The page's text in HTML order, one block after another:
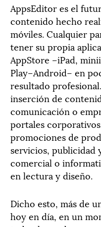
AppsEditor es el
contenido hecho
móviles. Cualquier
tener su propia
AppStore –iPad,
Play–Android– en
resultado
inserción de
comunicación o
portales
promociones de
servicios, publicidad
comercial o
en lectura y diseño.
Dicho esto, más de
hoy en día, en un